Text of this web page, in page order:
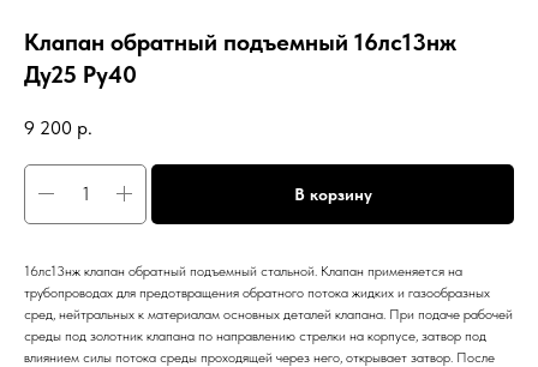
Клапан обратный подъемный 16лс13нж
Ду25 Ру40
9 200 р.
В корзину
16лс13нж клапан обратный подъемный стальной. Клапан применяется на
трубопроводах для предотвращения обратного потока жидких и газообразных
сред, нейтральных к материалам основных деталей клапана. При подаче рабочей
среды под золотник клапана по направлению стрелки на корпусе, затвор под
влиянием силы потока среды проходящей через него, открывает затвор. После